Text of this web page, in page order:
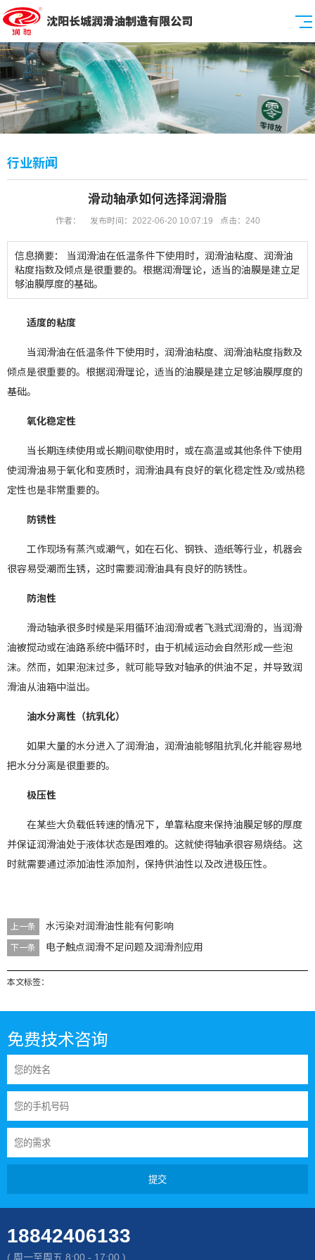
行业新闻
滑动轴承如何选择润滑脂
作者： 发布时间：2022-06-20 10:07:19 点击：240
信息摘要： 当润滑油在低温条件下使用时，润滑油粘度、润滑油
粘度指数及倾点是很重要的。根据润滑理论，适当的油膜是建立足
够油膜厚度的基础。
适度的粘度
当润滑油在低温条件下使用时，润滑油粘度、润滑油粘度指数及
倾点是很重要的。根据润滑理论，适当的油膜是建立足够油膜厚度的
基础。
氧化稳定性
当长期连续使用或长期间歇使用时，或在高温或其他条件下使用
使润滑油易于氧化和变质时，润滑油具有良好的氧化稳定性及/或热稳
定性也是非常重要的。
防锈性
工作现场有蒸汽或潮气，如在石化、钢铁、造纸等行业，机器会
很容易受潮而生锈，这时需要润滑油具有良好的防锈性。
防泡性
滑动轴承很多时候是采用循环油润滑或者飞溅式润滑的，当润滑
油被搅动或在油路系统中循环时，由于机械运动会自然形成一些泡
沫。然而，如果泡沫过多，就可能导致对轴承的供油不足，并导致润
滑油从油箱中溢出。
油水分离性（抗乳化）
如果大量的水分进入了润滑油，润滑油能够阻抗乳化并能容易地
把水分分离是很重要的。
极压性
在某些大负载低转速的情况下，单靠粘度来保持油膜足够的厚度
并保证润滑油处于液体状态是困难的。这就使得轴承很容易烧结。这
时就需要通过添加油性添加剂，保持供油性以及改进极压性。
上一条 水污染对润滑油性能有何影响
下一条 电子触点润滑不足问题及润滑剂应用
本文标签：
免费技术咨询
提交
18842406133
( 周一至周五 8:00 - 17:00 )